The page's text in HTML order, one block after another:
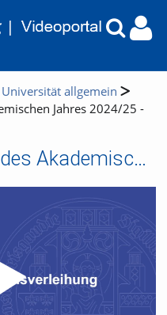
allgemein
Jahres 2024/25 -
Feierliche Eröffnung des Akademischen Jahres 2024/25 - die Preisverleihung